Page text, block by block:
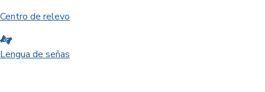
Centro de relevo
Lengua de señas